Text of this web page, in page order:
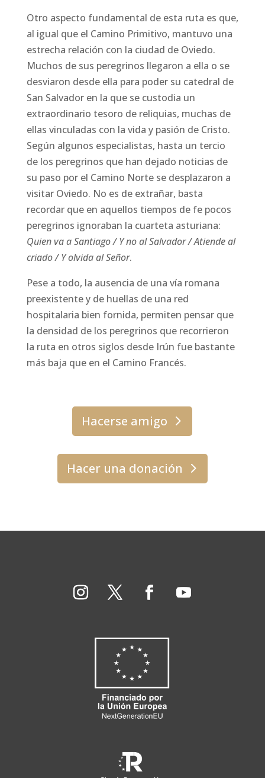
Otro aspecto fundamental de esta ruta es que,
al igual que el Camino Primitivo, mantuvo una
estrecha relación con la ciudad de Oviedo.
Muchos de sus peregrinos llegaron a ella o se
desviaron desde ella para poder su catedral de
San Salvador en la que se custodia un
extraordinario tesoro de reliquias, muchas de
ellas vinculadas con la vida y pasión de Cristo.
Según algunos especialistas, hasta un tercio
de los peregrinos que han dejado noticias de
su paso por el Camino Norte se desplazaron a
visitar Oviedo. No es de extrañar, basta
recordar que en aquellos tiempos de fe pocos
peregrinos ignoraban la cuarteta asturiana:
Quien va a Santiago /Y no al Salvador / Atiende al
criado / Y olvida al Señor.
Pese a todo, la ausencia de una vía romana
preexistente y de huellas de una red
hospitalaria bien fornida, permiten pensar que
la densidad de los peregrinos que recorrieron
la ruta en otros siglos desde Irún fue bastante
más baja que en el Camino Francés.
Hacerse amigo
Hacer una donación